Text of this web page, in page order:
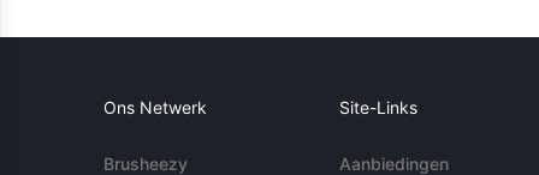
Ons Netwerk
Brusheezy
Site-Links
Aanbiedingen